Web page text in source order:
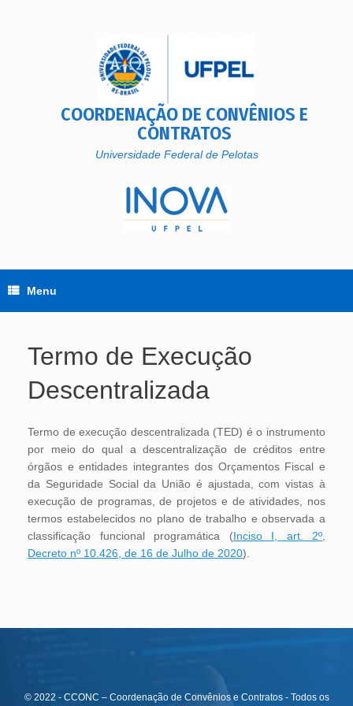
COORDENAÇÃO DE CONVÊNIOS E
CONTRATOS
Universidade Federal de Pelotas
Menu
Termo de Execução
Descentralizada
Termo de execução descentralizada (TED) é o instrumento
por meio do qual a descentralização de créditos entre
órgãos e entidades integrantes dos Orçamentos Fiscal e
da Seguridade Social da União é ajustada, com vistas à
execução de programas, de projetos e de atividades, nos
termos estabelecidos no plano de trabalho e observada a
classificação funcional programática (Inciso I, art. 2º,
Decreto nº 10.426, de 16 de Julho de 2020).
© 2022 - CCONC – Coordenação de Convênios e Contratos - Todos os